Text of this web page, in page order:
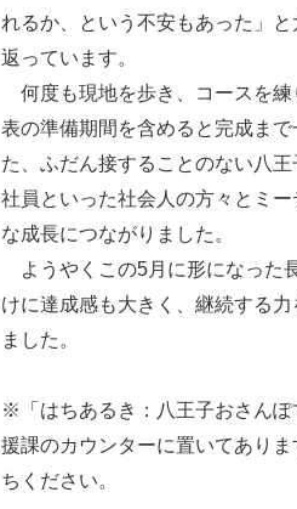
れるか、という不安もあった」
返っています。
何度も現地を歩き、コースを練
表の準備期間を含めると完成ま
た、ふだん接することのない八
社員といった社会人の方々とミ
な成長につながりました。
ようやくこの5月に形になった
けに達成感も大きく、継続する
ました。
※「はちあるき：八王子おさん
援課のカウンターに置いてあり
ちください。